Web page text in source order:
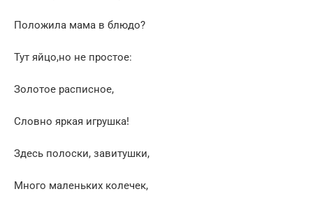
Положила мама в блюдо?
Тут яйцо,но не простое:
Золотое расписное,
Словно яркая игрушка!
Здесь полоски, завитушки,
Много маленьких колечек,